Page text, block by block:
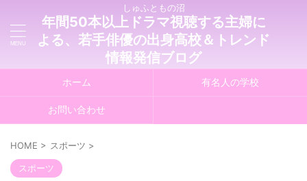
しゅふともの沼
年間50本以上ドラマ視聴する主婦に
よる、若手俳優の出身高校＆トレンド
情報発信ブログ
ホーム 有名人の学校
お問い合わせ
HOME > スポーツ >
スポーツ